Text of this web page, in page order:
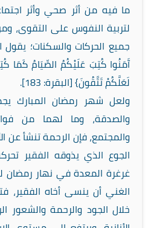
ما فيه من أثر صحي وأثر
لتربية النفوس على التقوى،
جميع الحركات والسكنات؛ يقول
آَمَنُوا كُتِبَ عَلَيْكُمُ الصِّيَامُ كَمَا
لَعَلَّكُمْ تَتَّقُونَ} [البقرة: 183].
ولعل شهر رمضان المبارك
والصدقة، وما لهما من
والمجتمع، فإن الرحمة تنشأ عن
الجوع الذي يذوقه الفقير
غرغرة المعدة في نهار رمضان
الغني أن ينسى أخاه الفقير،
خلال الجود والرحمة والشعور